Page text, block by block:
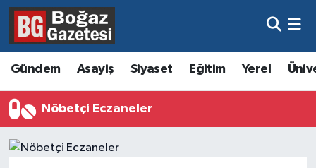
Gündem Asayiş Siyaset Eğitim Yerel
Nöbetçi Eczaneler
Asayiş
Eğitim
Ekonomi
Hava Durumu
Trafik Durumu
Süper Lig Puan Durumu ve Fikstür